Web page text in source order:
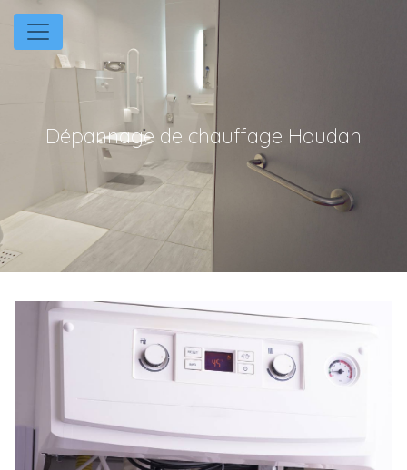
Panneau de gestion des cookies
Dépannage de chauffage Houdan